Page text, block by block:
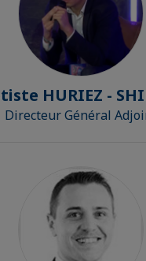
HURIEZ -
Directeur Général